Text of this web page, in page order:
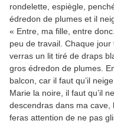
rondelette, espiègle,
édredon de plumes et il
« Entre, ma fille, entre
peu de travail. Chaque
verras un lit tiré de draps
gros édredon de plumes.
balcon, car il faut qu’il
Marie la noire, il faut qu’il
descendras dans ma cave,
feras attention de ne pas